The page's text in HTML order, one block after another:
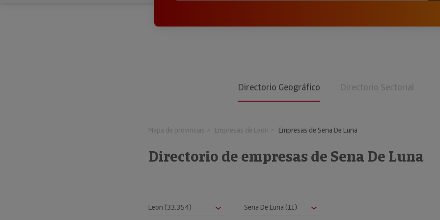
Directorio Geográfico Directorio Sectorial
Mapa de provincias Empresas de Leon Empresas de Sena De Luna
Directorio de empresas de Sena De Luna